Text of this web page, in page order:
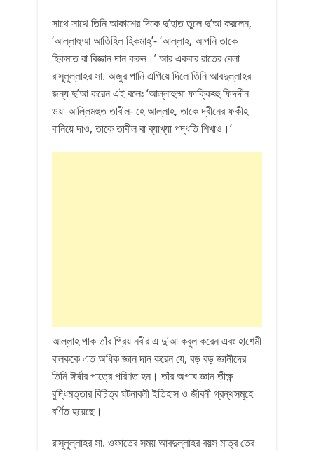
সাথে সাথে তিনি আকাশের দিকে দু’হাত তুলে দু’আ করলেন,
‘আল্লাহুম্মা আতিহিল হিকমাহ্’- ‘আল্লাহ, আপনি তাকে
হিকমাত বা বিজ্ঞান দান করুন।’ আর একবার রাতের বেলা
রাসূলুল্লাহর সা. অজুর পানি এগিয়ে দিলে তিনি আবদুল্লাহর
জন্য দু’আ করেন এই বলেঃ ‘আল্লাহুম্মা ফাক্কিহ্হু ফিদদীন
ওয়া আল্লিমহুত তাবীল- হে আল্লাহ, তাকে দ্বীনের ফকীহ
বানিয়ে দাও, তাকে তাবীল বা ব্যাখ্যা পদ্ধতি শিখাও।’
আল্লাহ পাক তাঁর প্রিয় নবীর এ দু’আ কবুল করেন এবং হাশেমী
বালককে এত অধিক জ্ঞান দান করেন যে, বড় বড় জ্ঞানীদের
তিনি ঈর্ষার পাত্রে পরিণত হন। তাঁর অগাঘ জ্ঞান তীক্ষ্ণ
বুদ্ধিমত্তার বিচিত্র ঘটনাবলী ইতিহাস ও জীবনী গ্রন্থসমূহে
বর্ণিত হয়েছে।
রাসূলুল্লাহর সা. ওফাতের সময় আবদুল্লাহর বয়স মাত্র তের